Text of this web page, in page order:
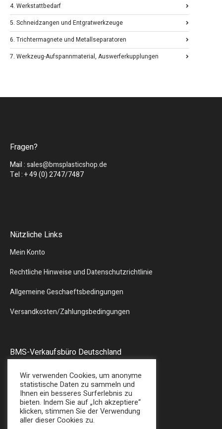
4. Werkstattbedarf
5. Schneidzangen und Entgratwerkzeuge
6. Trichtermagnete und Metallseparatoren
7. Werkzeug-Aufspannmaterial, Auswerferkupplungen
Fragen?
Mail :sales@bmsplasticshop.de
Tel : + 49 (0) 2747/7487
Nützliche Links
Mein Konto
Rechtliche Hinweise und Datenschutzrichtlinie
Allgemeine Geschaeftsbedingungen
Versandkosten/Zahlungsbedingungen
BMS-Verkaufsbüro Deutschland
57580 – GEBHARDSHAIN
Tel : + 49 (0) 2747/7487
E-Mail: sales@bmsplasticshop.de
Wir verwenden Cookies, um anonyme
statistische Daten zu sammeln und
Ihnen ein besseres Surferlebnis zu
bieten. Indem Sie auf „Ich akzeptiere“
klicken, stimmen Sie der Verwendung
aller dieser Cookies zu.